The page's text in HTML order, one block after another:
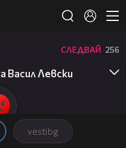
vestibg
СЛЕДВАЙ 256
Васил Левски